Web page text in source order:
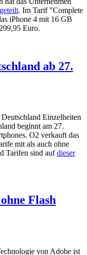
. Im Tarif "Complete
iPhone 4 mit 16 GB
Euro.
ab 27.
Einzelheiten
beginnt am 27.
O2 verkauft das
mit als auch ohne
Tarifen sind aufdieser
Flash
von Adobe ist